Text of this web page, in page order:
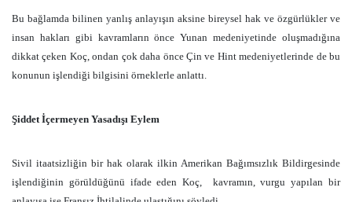
Bu bağlamda bilinen yanlış anlayışın aksine bireysel hak ve özgürlükler ve
insan hakları gibi kavramların önce Yunan medeniyetinde oluşmadığına
dikkat çeken Koç, ondan çok daha önce Çin ve Hint medeniyetlerinde de bu
konunun işlendiği bilgisini örneklerle anlattı.
Şiddet İçermeyen Yasadışı Eylem
Sivil itaatsizliğin bir hak olarak ilkin Amerikan Bağımsızlık Bildirgesinde
işlendiğinin görüldüğünü ifade eden Koç,
kavramın, vurgu yapılan bir